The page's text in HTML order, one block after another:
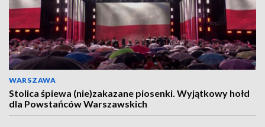
WARSZAWA
Stolica śpiewa (nie)zakazane piosenki. Wyjątkowy hołd
dla Powstańców Warszawskich